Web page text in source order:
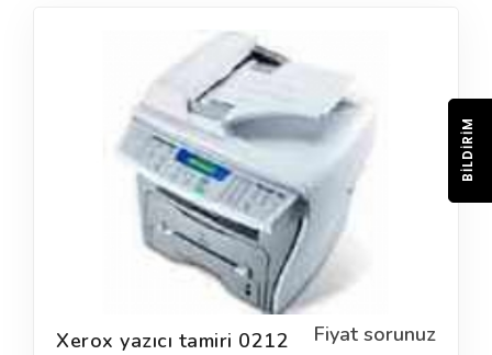
Fiyat sorunuz
Xerox yazıcı tamiri 0212
BILDIRIM